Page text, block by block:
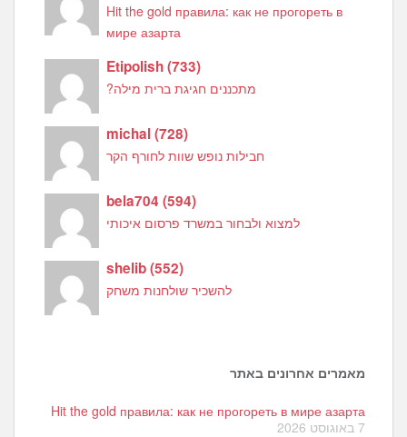
Hit the gold правила: как не прогореть в
мире азарта
Etipolish(733)
מתכננים חגיגת ברית מילה?
michal(728)
חבילות נופש שוות לחורף הקר
bela704(594)
למצוא ולבחור במשרד פרסום איכותי
shelib(552)
להשכיר שולחנות משחק
מאמרים אחרונים באתר
Hit the gold правила: как не прогореть в мире азарта
7 באוגוסט 2026